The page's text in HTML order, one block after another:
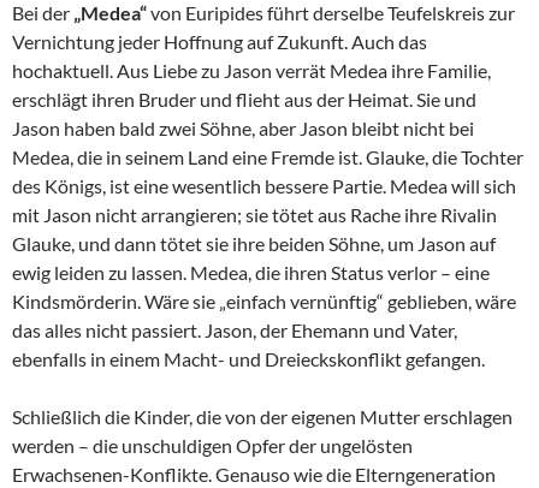
Bei der „Medea“von Euripides führt derselbe Teufelskreis zur
Vernichtung jeder Hoffnung auf Zukunft. Auch das
hochaktuell. Aus Liebe zu Jason verrät Medea ihre Familie,
erschlägt ihren Bruder und flieht aus der Heimat. Sie und
Jason haben bald zwei Söhne, aber Jason bleibt nicht bei
Medea, die in seinem Land eine Fremde ist. Glauke, die Tochter
des Königs, ist eine wesentlich bessere Partie. Medea will sich
mit Jason nicht arrangieren; sie tötet aus Rache ihre Rivalin
Glauke, und dann tötet sie ihre beiden Söhne, um Jason auf
ewig leiden zu lassen. Medea, die ihren Status verlor – eine
Kindsmörderin. Wäre sie „einfach vernünftig“ geblieben, wäre
das alles nicht passiert. Jason, der Ehemann und Vater,
ebenfalls in einem Macht- und Dreieckskonflikt gefangen.
Schließlich die Kinder, die von der eigenen Mutter erschlagen
werden – die unschuldigen Opfer der ungelösten
Erwachsenen-Konflikte. Genauso wie die Elterngeneration